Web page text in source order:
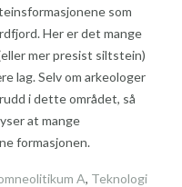
som
Her er det mange
mer presist siltstein)
lag. Selv om arkeologer
i dette området, så
at mange
formasjonen.
A, Teknologi